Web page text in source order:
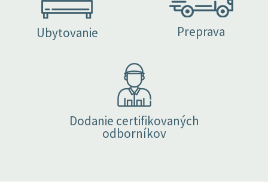
Ubytovanie Preprava
Dodanie certifikovaných
odborníkov